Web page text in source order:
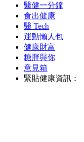
醫健一分鐘
食出健康
醫 Tech
運動懶人包
健康財富
糖胖與你
意見箱
緊貼健康資訊：